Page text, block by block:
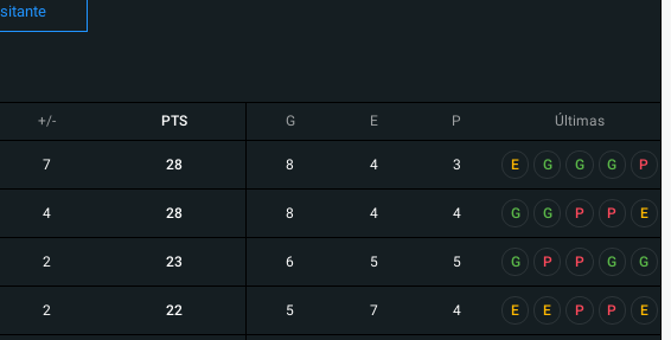
+/- PTS G E P Últimas
7 28 8 4 3 E G G G P
4 28 8 4 4 G G P P E
2 23 6 5 5 G P P G G
2 22 5 7 4 E E P P E